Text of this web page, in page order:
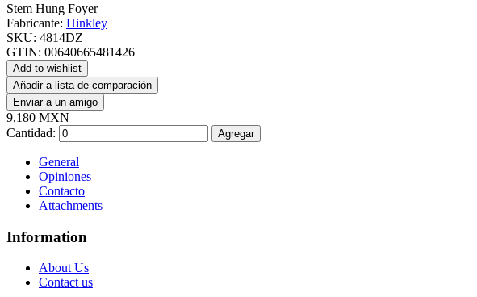
Stem Hung Foyer
Fabricante: Hinkley
SKU: 4814DZ
GTIN: 00640665481426
Add to wishlist
Añadir a lista de comparación
Enviar a un amigo
9,180 MXN
Cantidad:
Agregar
General
Opiniones
Contacto
Attachments
Information
About Us
Contact us